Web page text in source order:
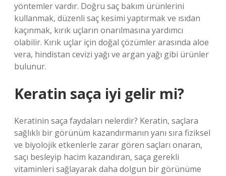
yöntemler vardır. Doğru saç bakım ürünlerini
kullanmak, düzenli saç kesimi yaptırmak ve ısıdan
kaçınmak, kırık uçların onarılmasına yardımcı
olabilir. Kırık uçlar için doğal çözümler arasında aloe
vera, hindistan cevizi yağı ve argan yağı gibi ürünler
bulunur.
Keratin saça iyi gelir mi?
Keratinin saça faydaları nelerdir? Keratin, saçlara
sağlıklı bir görünüm kazandırmanın yanı sıra fiziksel
ve biyolojik etkenlerle zarar gören saçları onaran,
saçı besleyip hacim kazandıran, saça gerekli
vitaminleri sağlayarak daha dolgun bir görünüme